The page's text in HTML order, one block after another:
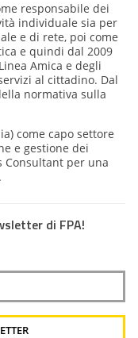
responsabile dei
individuale sia per
e di rete, poi come
e quindi dal 2009
Amica e degli
al cittadino. Dal
normativa sulla
come capo settore
e gestione dei
Consultant per una
di FPA!